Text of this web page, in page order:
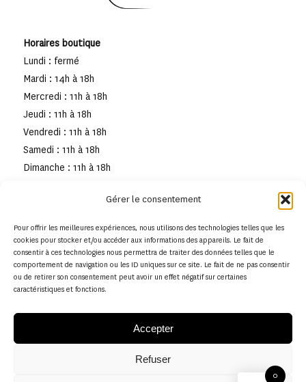
Gérer le consentement
Pour offrir les meilleures expériences, nous utilisons des technologies telles que les
cookies pour stocker et/ou accéder aux informations des appareils. Le fait de
consentir à ces technologies nous permettra de traiter des données telles que le
comportement de navigation ou les ID uniques sur ce site. Le fait de ne pas consentir
ou de retirer son consentement peut avoir un effet négatif sur certaines
caractéristiques et fonctions.
Accepter
Refuser
Horaires boutique
Lundi : fermé
Mardi : 14h à 18h
Mercredi : 11h à 18h
Jeudi : 11h à 18h
Vendredi : 11h à 18h
Samedi : 11h à 18h
Dimanche : 11h à 18h
0